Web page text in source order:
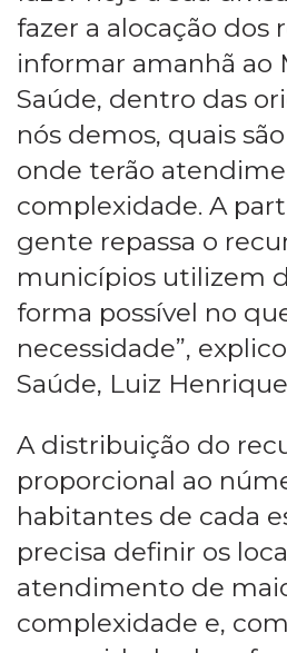
fazer a alocação dos
informar amanhã ao
Saúde, dentro das
nós demos, quais
onde terão
complexidade. A
gente repassa o
municípios utilizem
forma possível no
necessidade”,
Saúde, Luiz
A distribuição do
proporcional ao
habitantes de cada
precisa definir os
atendimento de
complexidade e,